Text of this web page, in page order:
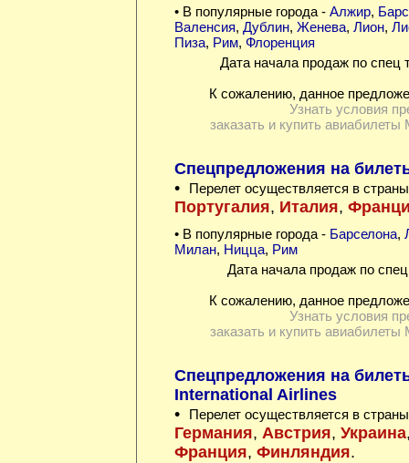
• В популярные города - Алжир,
Валенсия, Дублин, Женева, Лион,
Пиза, Рим, Флоренция
Дата начала продаж по спец
К сожалению, данное
Узнать условия
заказать и купить
Спецпредложения на
•
Перелет осуществляется в
Португалия, Италия,
• В популярные города - Барселона,
Милан, Ницца, Рим
Дата начала продаж по
К сожалению, данное
Узнать условия
заказать и купить
Спецпредложения на
International Airlines
•
Перелет осуществляется в
Германия, Австрия, Украина
Франция, Финляндия.